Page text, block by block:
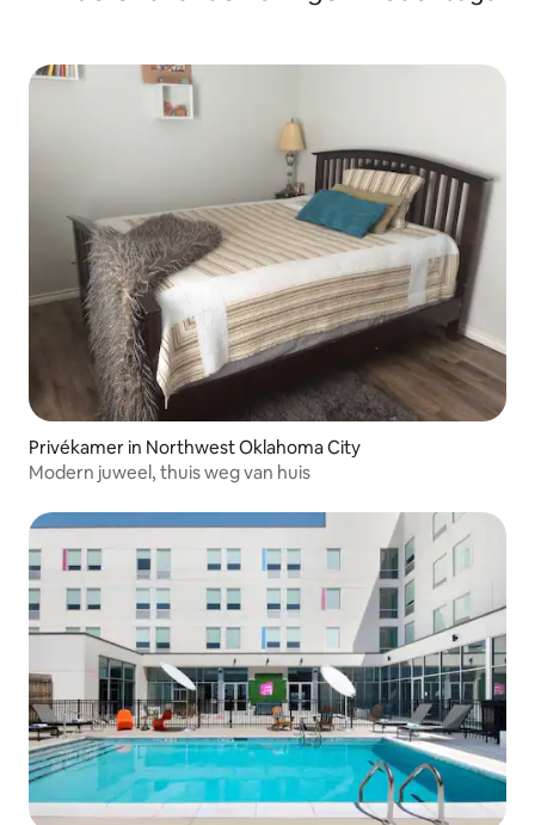
Privékamer in Northwest Oklahoma City
Modern juweel, thuis weg van huis